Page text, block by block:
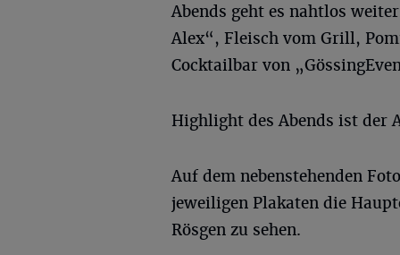
Abends geht es nahtlos
Alex“, Fleisch vom Grill,
Cocktailbar von
Highlight des Abends ist der
Auf dem nebenstehenden
jeweiligen Plakaten die
Rösgen zu sehen.